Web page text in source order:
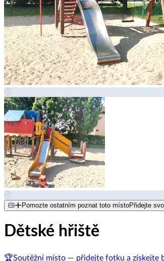
Pomozte ostatním poznat toto místoPřidejte
Dětské hřiště
🏆Soutěžní místo — přidejte fotku a získejte